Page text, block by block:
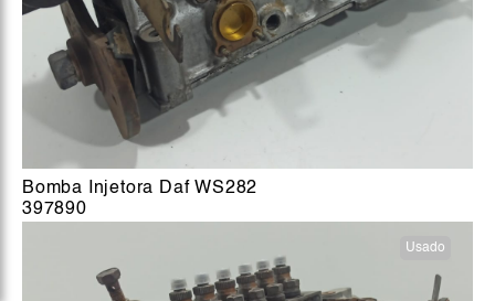
Bomba Injetora Daf WS282
397890
Usado